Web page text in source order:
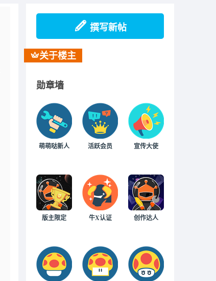
撰写新帖
关于楼主
勋章墙
萌萌哒新人 活跃会员 宣传大使
版主限定 牛X认证 创作达人